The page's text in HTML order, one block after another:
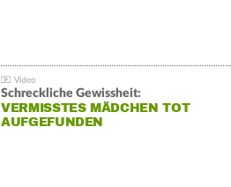
Schreckliche Gewissheit:
VERMISSTES MÄDCHEN TOT
AUFGEFUNDEN